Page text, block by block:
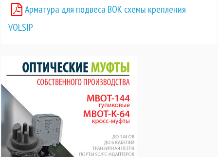
Арматура для подвеса ВОК схемы крепления
VOLSIP